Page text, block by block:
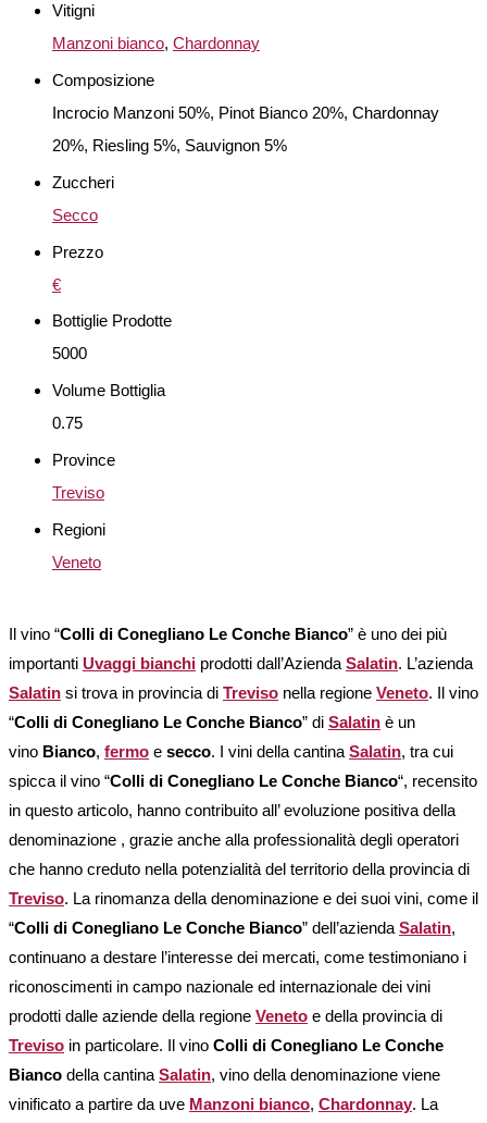
Vitigni
Manzoni bianco, Chardonnay
Composizione
Incrocio Manzoni 50%, Pinot Bianco 20%, Chardonnay
20%, Riesling 5%, Sauvignon 5%
Zuccheri
Secco
Prezzo
€
Bottiglie Prodotte
5000
Volume Bottiglia
0.75
Province
Treviso
Regioni
Veneto
Il vino “Colli di Conegliano Le Conche Bianco” è uno dei più
importanti Uvaggi bianchi prodotti dall’Azienda Salatin. L’azienda
Salatin si trova in provincia di Treviso nella regione Veneto. Il vino
“Colli di Conegliano Le Conche Bianco” di Salatin è un
vino Bianco, fermo e secco. I vini della cantina Salatin, tra cui
spicca il vino “Colli di Conegliano Le Conche Bianco“, recensito
in questo articolo, hanno contribuito all’ evoluzione positiva della
denominazione , grazie anche alla professionalità degli operatori
che hanno creduto nella potenzialità del territorio della provincia di
Treviso. La rinomanza della denominazione e dei suoi vini, come il
“Colli di Conegliano Le Conche Bianco” dell’azienda Salatin,
continuano a destare l’interesse dei mercati, come testimoniano i
riconoscimenti in campo nazionale ed internazionale dei vini
prodotti dalle aziende della regione Veneto e della provincia di
Treviso in particolare. Il vino Colli di Conegliano Le Conche
Bianco della cantina Salatin, vino della denominazione viene
vinificato a partire da uve Manzoni bianco, Chardonnay. La